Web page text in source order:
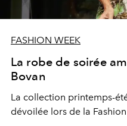
FASHION WEEK
La robe de soirée
Bovan
La collection printemps-
dévoilée lors de la